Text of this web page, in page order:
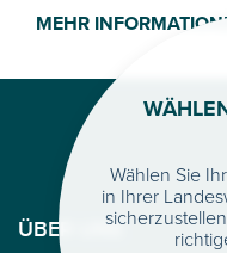
MEHR
ÜBER UNS
Wählen Sie
in Ihrer